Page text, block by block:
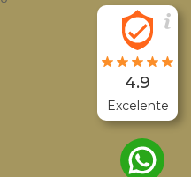
4.9
Excelente